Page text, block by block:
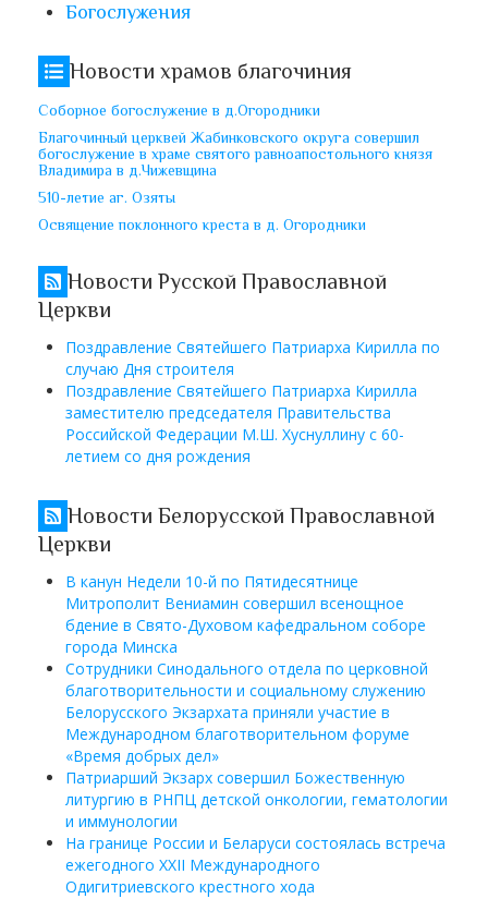
Богослужения
Новости храмов благочиния
Соборное богослужение в д.Огородники
Благочинный церквей Жабинковского округа совершил
богослужение в храме святого равноапостольного князя
Владимира в д.Чижевщина
510-летие аг. Озяты
Освящение поклонного креста в д. Огородники
Новости Русской Православной
Церкви
Поздравление Святейшего Патриарха Кирилла по
случаю Дня строителя
Поздравление Святейшего Патриарха Кирилла
заместителю председателя Правительства
Российской Федерации М.Ш. Хуснуллину с 60-
летием со дня рождения
Новости Белорусской Православной
Церкви
В канун Недели 10-й по Пятидесятнице
Митрополит Вениамин совершил всенощное
бдение в Свято-Духовом кафедральном соборе
города Минска
Сотрудники Синодального отдела по церковной
благотворительности и социальному служению
Белорусского Экзархата приняли участие в
Международном благотворительном форуме
«Время добрых дел»
Патриарший Экзарх совершил Божественную
литургию в РНПЦ детской онкологии, гематологии
и иммунологии
На границе России и Беларуси состоялась встреча
ежегодного XXII Международного
Одигитриевского крестного хода